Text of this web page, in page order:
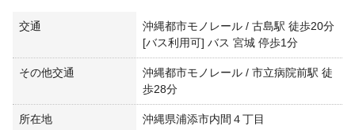
交通
沖縄都市モノレール / 古島駅 徒歩20分
[バス利用可] バス 宮城 停歩1分
その他交通
沖縄都市モノレール / 市立病院前駅 徒
歩28分
所在地 沖縄県浦添市内間４丁目